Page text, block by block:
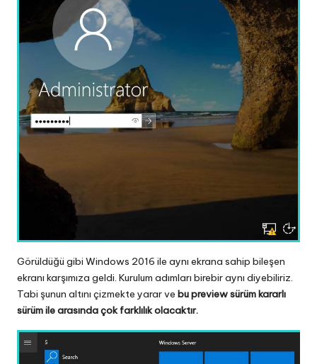
Görüldüğü gibi Windows 2016 ile aynı ekrana sahip bileşen
ekranı karşımıza geldi. Kurulum adımları birebir aynı diyebiliriz.
Tabi şunun altını çizmekte yarar ve bu preview sürüm kararlı
sürüm ile arasında çok farklılık olacaktır.